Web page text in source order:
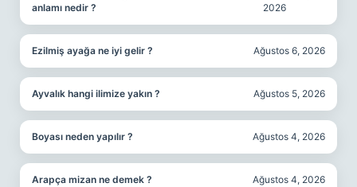
anlamı nedir ?
2026
Ezilmiş ayağa ne iyi gelir ? Ağustos 6, 2026
Ayvalık hangi ilimize yakın ? Ağustos 5, 2026
Boyası neden yapılır ? Ağustos 4, 2026
Arapça mizan ne demek ? Ağustos 4, 2026